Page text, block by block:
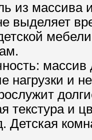
из массива
выделяет
нагрузки и
текстура и
Детская